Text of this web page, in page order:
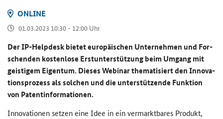
ON­LINE
01.03.2023 10:30 - 12:00 Uhr
DerIP-Helpdeskbie­tet eu­ro­päi­schen Un­ter­neh­men und For­
schen­den kos­ten­lo­se Erst­un­ter­stüt­zung beim Um­gang mit
geis­ti­gem Ei­gen­tum. Die­ses We­bi­nar the­ma­ti­siert den In­no­va­
ti­ons­pro­zess als sol­chen und die un­ter­stüt­zen­de Funk­ti­on
von Pa­tent­in­for­ma­tio­nen.
In­no­va­tio­nen set­zen eine Idee in ein ver­markt­ba­res Pro­dukt,